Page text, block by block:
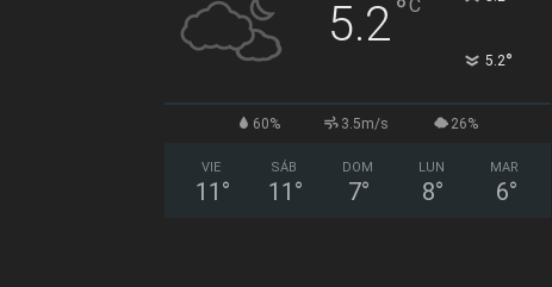
5.2°C
5.2°
60% 3.5m/s 26%
VIE
11 °
SÁB
11 °
DOM
7°
LUN
8°
MAR
6°